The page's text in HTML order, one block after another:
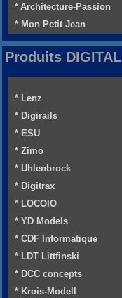
* Architecture-Passion
* Mon Petit Jean
Produits DIGITAL
* Lenz
* Digirails
* ESU
* Zimo
* Uhlenbrock
* Digitrax
* LOCOIO
* YD Models
* CDF Informatique
* LDT Littfinski
* DCC concepts
* Krois-Modell